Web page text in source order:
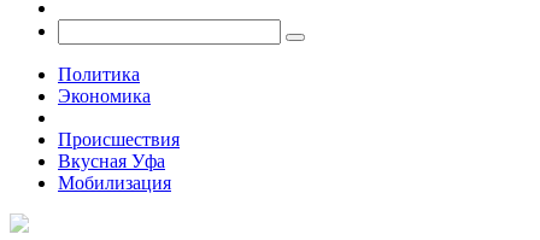
Политика
Экономика
Происшествия
Вкусная Уфа
Мобилизация